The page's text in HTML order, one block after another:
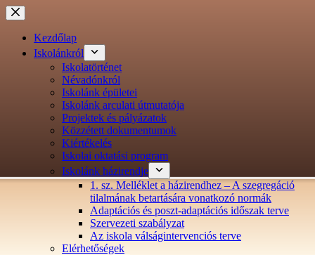
Ugrás
a
tartalomraKezdőlap
Iskolánkról
Iskolatörténet
Névadónkról
Iskolánk épületei
Iskolánk arculati útmutatója
Projektek és pályázatok
Közzétett dokumentumok
Kiértékelés
Iskolai oktatási program
Iskolánk házirendje
1. sz. Melléklet a házirendhez – A szegregáció
tilalmának betartására vonatkozó normák
Adaptációs és poszt-adaptációs időszak terve
Szervezeti szabályzat
Az iskola válságintervenciós terve
Elérhetőségek